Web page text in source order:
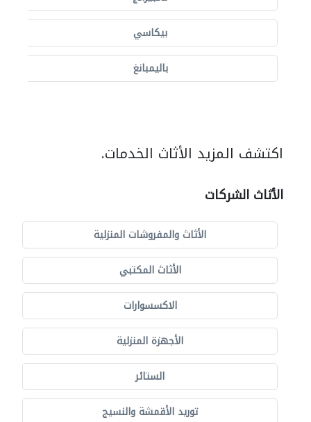
بيكاسي
باليمبانغ
اكتشف المزيد الأثاث الخدمات.
الأثاث الشركات
الأثاث والمفروشات المنزلية
الأثاث المكتبي
الاكسسوارات
الأجهزة المنزلية
الستائر
توريد الأقمشة والنسيج